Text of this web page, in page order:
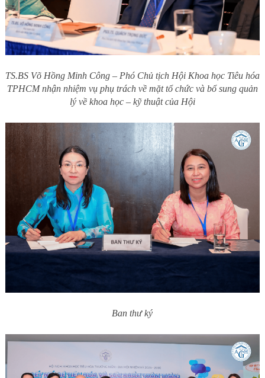
TS.BS Võ Hồng Minh Công – Phó Chủ tịch Hội Khoa học Tiêu hóa
TPHCM nhận nhiệm vụ phụ trách về mặt tổ chức và bổ sung quản
lý về khoa học – kỹ thuật của Hội
Ban thư ký